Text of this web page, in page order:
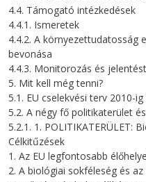
4.4. Támogató intézkedések
4.4.1. Ismeretek
4.4.2. A környezettudatosság
bevonása
4.4.3. Monitorozás és
5. Mit kell még tenni?
5.1. EU cselekvési terv 2010-
5.2. A négy fő politikaterület
5.2.1. 1. POLITIKATERÜLET:
Célkitűzések
1. Az EU legfontosabb
2. A biológiai sokféleség és